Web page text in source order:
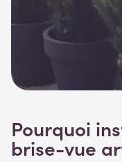
Pourquoi
brise-vue